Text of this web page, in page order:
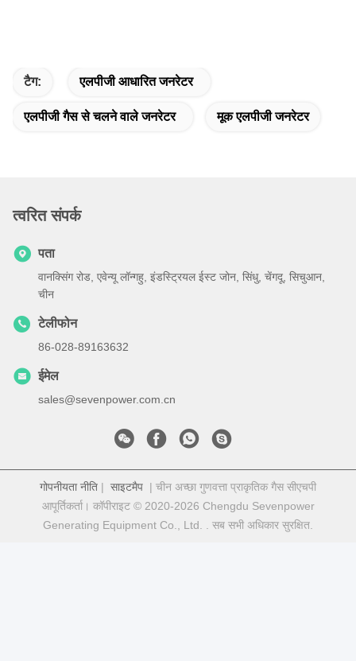
टैग: एलपीजी आधारित जनरेटर
एलपीजी गैस से चलने वाले जनरेटर मूक एलपीजी जनरेटर
त्वरित संपर्क
पता
वानक्सिंग रोड, एवेन्यू लॉन्गहु, इंडस्ट्रियल ईस्ट जोन, सिंधु, चेंगदू, सिचुआन,
चीन
टेलीफोन
86-028-89163632
ईमेल
sales@sevenpower.com.cn
गोपनीयता नीति | साइटमैप | चीन अच्छा गुणवत्ता प्राकृतिक गैस सीएचपी
आपूर्तिकर्ता। कॉपीराइट © 2020-2026 Chengdu Sevenpower
Generating Equipment Co., Ltd. . सब सभी अधिकार सुरक्षित.